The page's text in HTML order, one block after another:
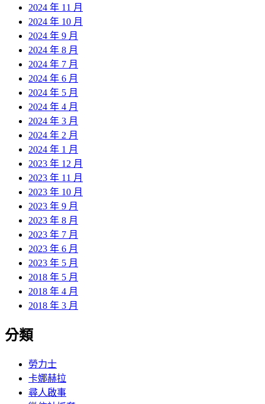
2024 年 11 月
2024 年 10 月
2024 年 9 月
2024 年 8 月
2024 年 7 月
2024 年 6 月
2024 年 5 月
2024 年 4 月
2024 年 3 月
2024 年 2 月
2024 年 1 月
2023 年 12 月
2023 年 11 月
2023 年 10 月
2023 年 9 月
2023 年 8 月
2023 年 7 月
2023 年 6 月
2023 年 5 月
2018 年 5 月
2018 年 4 月
2018 年 3 月
分類
勞力士
卡娜赫拉
尋人啟事